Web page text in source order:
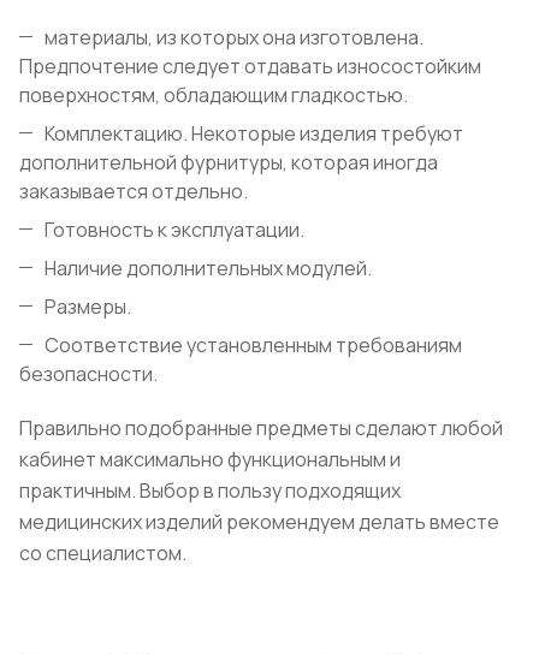
материалы, из которых она изготовлена.
Предпочтение следует отдавать износостойким
поверхностям, обладающим гладкостью.
Комплектацию. Некоторые изделия требуют
дополнительной фурнитуры, которая иногда
заказывается отдельно.
Готовность к эксплуатации.
Наличие дополнительных модулей.
Размеры.
Соответствие установленным требованиям
безопасности.
Правильно подобранные предметы сделают любой
кабинет максимально функциональным и
практичным. Выбор в пользу подходящих
медицинских изделий рекомендуем делать вместе
со специалистом.